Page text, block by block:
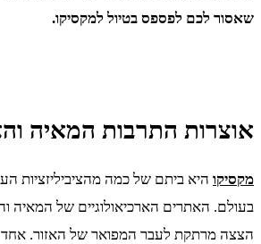
שאסור לכם לפספס בטיול למקסיקו.
אוצרות התרבות המאיה
מקסיקו היא ביתם של כמה מהציביליזציות
בעולם. האתרים הארכיאולוגיים של המאיה
הצצה מרתקת לעבר המפואר של האזור.